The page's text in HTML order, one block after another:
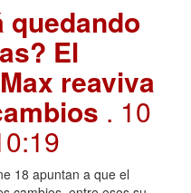
quedando
El
reaviva
. 10
18 apuntan a que el